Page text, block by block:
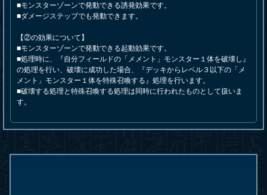
■モンスターゾーンで発動できる誘発効果です。
■ダメージステップでも発動できます。
【②の効果について】
■モンスターゾーンで発動できる起動効果です。
■処理時に、『自分フィールドの「メメント」モンスター１体を破壊し』
の処理を行い、破壊に成功した場合、『デッキからレベル３以下の「メ
メント」モンスター１体を特殊召喚する』処理を行います。
■破壊する処理と特殊召喚する処理は同時に行われたものとして扱いま
す。